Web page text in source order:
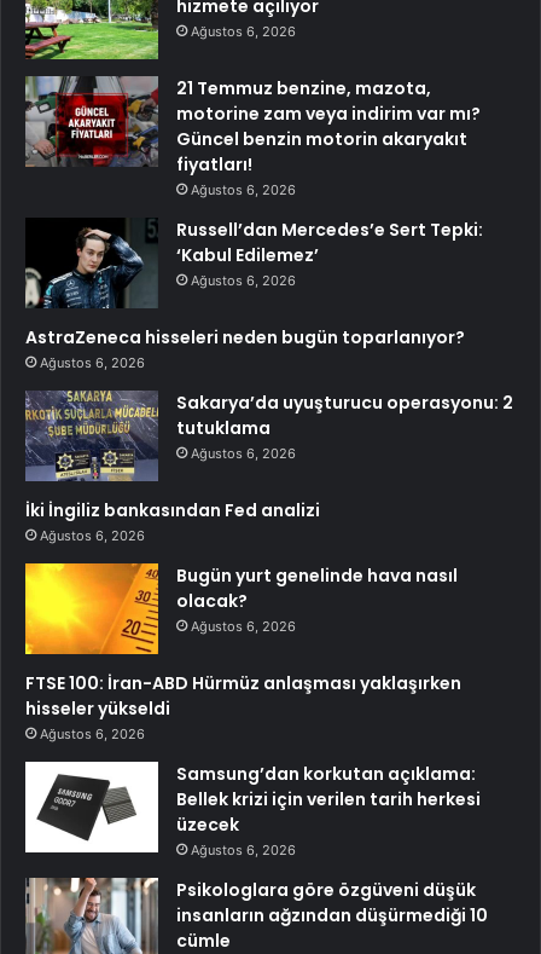
hizmete açılıyor
Ağustos 6, 2026
21 Temmuz benzine, mazota,
motorine zam veya indirim var mı?
Güncel benzin motorin akaryakıt
fiyatları!
Ağustos 6, 2026
Russell’dan Mercedes’e Sert Tepki:
‘Kabul Edilemez’
Ağustos 6, 2026
AstraZeneca hisseleri neden bugün toparlanıyor?
Ağustos 6, 2026
Sakarya’da uyuşturucu operasyonu: 2
tutuklama
Ağustos 6, 2026
İki İngiliz bankasından Fed analizi
Ağustos 6, 2026
Bugün yurt genelinde hava nasıl
olacak?
Ağustos 6, 2026
FTSE 100: İran-ABD Hürmüz anlaşması yaklaşırken
hisseler yükseldi
Ağustos 6, 2026
Samsung’dan korkutan açıklama:
Bellek krizi için verilen tarih herkesi
üzecek
Ağustos 6, 2026
Psikologlara göre özgüveni düşük
insanların ağzından düşürmediği 10
cümle